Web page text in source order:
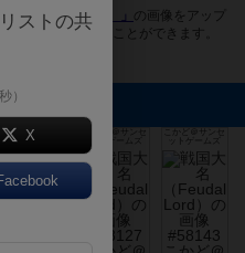
名（Feudal Lord）」 の画像をアップ
に評価を付けることができます。
示されます。
こかど＠サンセ
ットゲームズ
こかど＠サンセ
ットゲームズ
ストの共
）
X